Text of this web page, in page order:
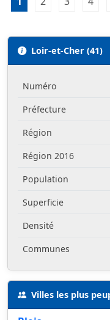
Loir-et-Cher (41)
Numéro
Préfecture
Région
Région 2016
Population
Superficie
Densité
Communes
Villes les plus